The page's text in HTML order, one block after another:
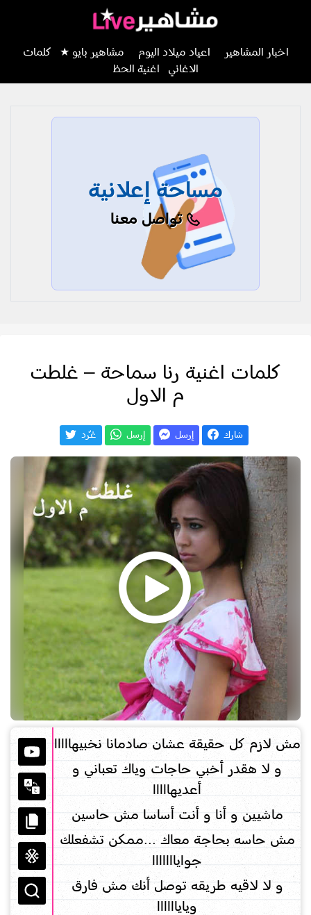
اخبار المشاهير اعياد ميلاد اليوم مشاهير بايو ★
كلمات
الاغاني
اغنية الحظ
مساحة إعلانية
تواصل معنا
كلمات اغنية رنا سماحة – غلطت
م الاول
شارك إرسل إرسل غـّرد
مش لازم كل حقيقة عشان صادمانا نخبيهااااا
و لا هقدر أخبي حاجات وياك تعباني و
أعديهااااا
ماشيين و أنا و أنت أساسا مش حاسين
مش حاسه بحاجة معاك ...ممكن تشفعلك
جوايااااااا
و لا لاقيه طريقه توصل أنك مش فارق
وياياااااا